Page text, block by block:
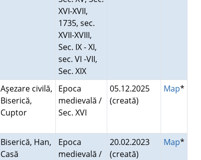
XVI-XVII,
1735, sec.
XVII-XVIII,
Sec. IX - XI,
sec. VI -VII,
Sec. XIX
Aşezare civilă,
Biserică,
Cuptor
Epoca
medievală /
Sec. XVI
05.12.2025
(creată)
Map*
Biserică, Han,
Casă
Epoca
medievală /
20.02.2023
(creată)
Map*